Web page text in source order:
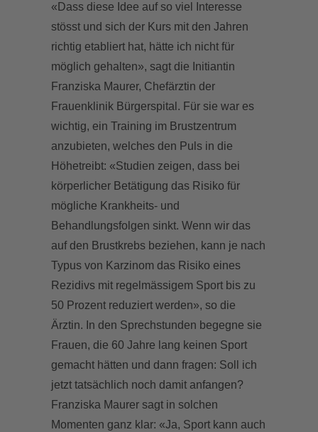
«Dass diese Idee auf so viel Interesse
stösst und sich der Kurs mit den Jahren
richtig etabliert hat, hätte ich nicht für
möglich gehalten», sagt die Initiantin
Franziska Maurer, Chefärztin der
Frauenklinik Bürgerspital. Für sie war es
wichtig, ein Training im Brustzentrum
anzubieten, welches den Puls in die
Höhetreibt: «Studien zeigen, dass bei
körperlicher Betätigung das Risiko für
mögliche Krankheits- und
Behandlungsfolgen sinkt. Wenn wir das
auf den Brustkrebs beziehen, kann je nach
Typus von Karzinom das Risiko eines
Rezidivs mit regelmässigem Sport bis zu
50 Prozent reduziert werden», so die
Ärztin. In den Sprechstunden begegne sie
Frauen, die 60 Jahre lang keinen Sport
gemacht hätten und dann fragen: Soll ich
jetzt tatsächlich noch damit anfangen?
Franziska Maurer sagt in solchen
Momenten ganz klar: «Ja, Sport kann auch